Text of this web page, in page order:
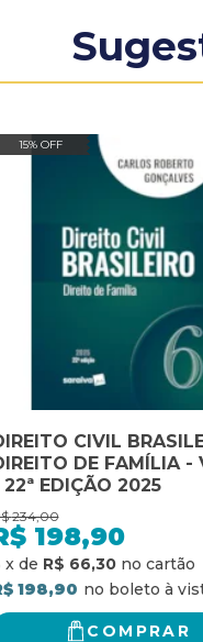
15% OFF
CIVIL
DE FAMÍLIA -
22ª EDIÇÃO 2025
234,00
198,90
x de R$ 66,30
198,90
COMPRAR